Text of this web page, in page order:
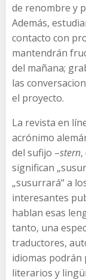
de renombre y
Además,
contacto con
mantendrán
del mañana;
las
el proyecto.
La revista en
acrónimo
del sufijo –stern
significan
„susurrará“ a
interesantes
hablan esas
tanto, una
traductores,
idiomas podrán
literarios y